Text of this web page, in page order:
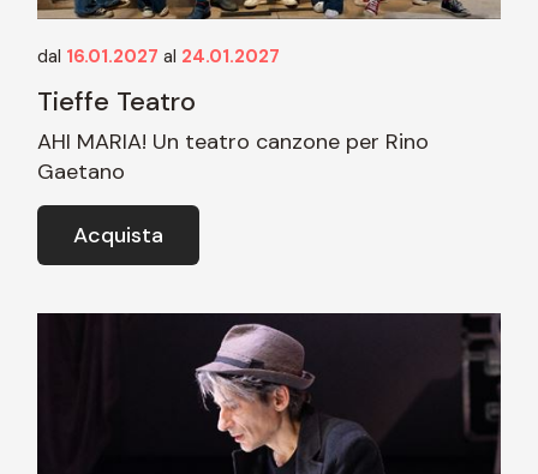
dal 16.01.2027 al 24.01.2027
Tieffe Teatro
AHI MARIA! Un teatro canzone per Rino
Gaetano
Acquista